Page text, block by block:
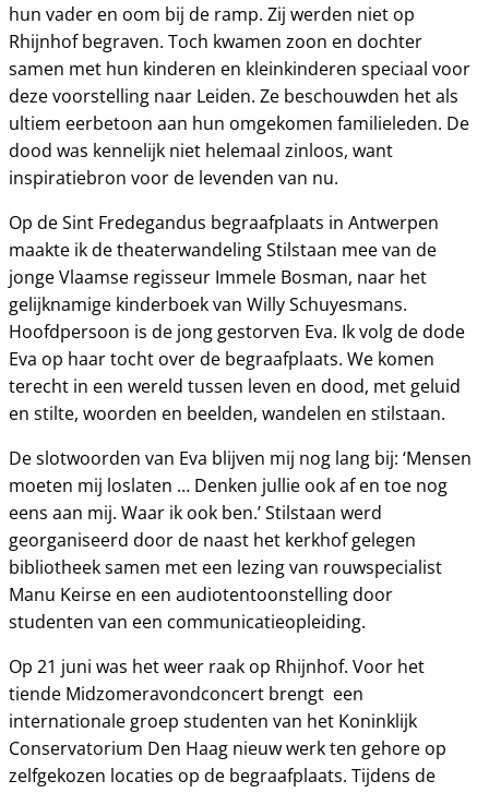
hun vader en oom bij de ramp. Zij werden niet op
Rhijnhof begraven. Toch kwamen zoon en dochter
samen met hun kinderen en kleinkinderen speciaal voor
deze voorstelling naar Leiden. Ze beschouwden het als
ultiem eerbetoon aan hun omgekomen familieleden. De
dood was kennelijk niet helemaal zinloos, want
inspiratiebron voor de levenden van nu.
Op de Sint Fredegandus begraafplaats in Antwerpen
maakte ik de theaterwandeling Stilstaan mee van de
jonge Vlaamse regisseur Immele Bosman, naar het
gelijknamige kinderboek van Willy Schuyesmans.
Hoofdpersoon is de jong gestorven Eva. Ik volg de dode
Eva op haar tocht over de begraafplaats. We komen
terecht in een wereld tussen leven en dood, met geluid
en stilte, woorden en beelden, wandelen en stilstaan.
De slotwoorden van Eva blijven mij nog lang bij: ‘Mensen
moeten mij loslaten … Denken jullie ook af en toe nog
eens aan mij. Waar ik ook ben.’ Stilstaan werd
georganiseerd door de naast het kerkhof gelegen
bibliotheek samen met een lezing van rouwspecialist
Manu Keirse en een audiotentoonstelling door
studenten van een communicatieopleiding.
Op 21 juni was het weer raak op Rhijnhof. Voor het
tiende Midzomeravondconcert brengt een
internationale groep studenten van het Koninklijk
Conservatorium Den Haag nieuw werk ten gehore op
zelfgekozen locaties op de begraafplaats. Tijdens de